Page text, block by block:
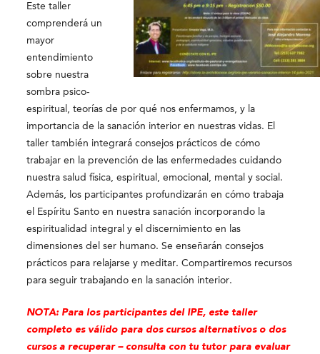
Este taller
comprenderá un
mayor
entendimiento
sobre nuestra
sombra psico-
espiritual, teorías de por qué nos enfermamos, y la
importancia de la sanación interior en nuestras vidas. El
taller también integrará consejos prácticos de cómo
trabajar en la prevención de las enfermedades cuidando
nuestra salud física, espiritual, emocional, mental y social.
Además, los participantes profundizarán en cómo trabaja
el Espíritu Santo en nuestra sanación incorporando la
espiritualidad integral y el discernimiento en las
dimensiones del ser humano. Se enseñarán consejos
prácticos para relajarse y meditar. Compartiremos recursos
para seguir trabajando en la sanación interior.
NOTA: Para los participantes del IPE, este taller
completo es válido para dos cursos alternativos o dos
cursos a recuperar – consulta con tu tutor para evaluar